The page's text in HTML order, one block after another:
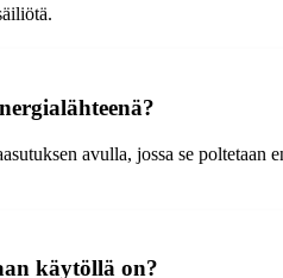
avulla, jossa se
käytöllä on?